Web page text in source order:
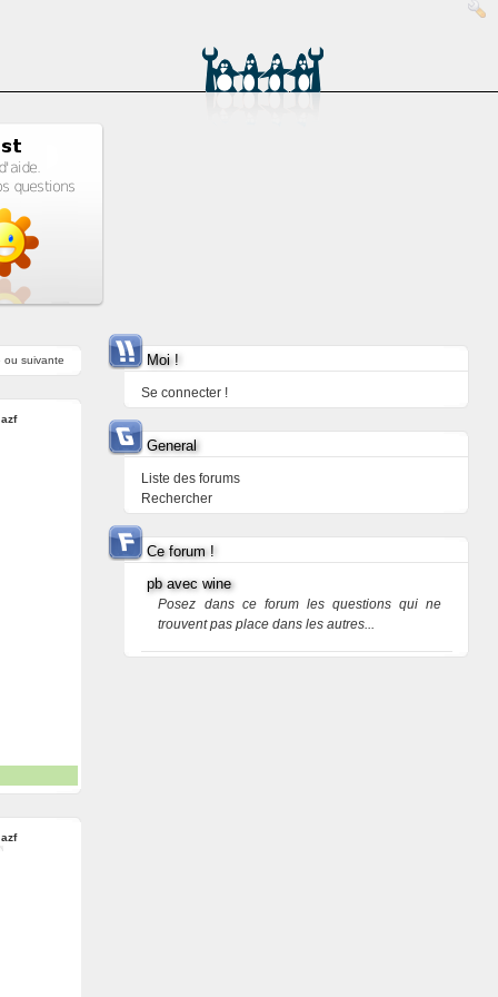
ou suivante
azf
azf
Moi !
Se connecter !
General
Liste des forums
Rechercher
Ce forum !
pb avec wine
Posez dans ce forum les questions qui ne
trouvent pas place dans les autres...